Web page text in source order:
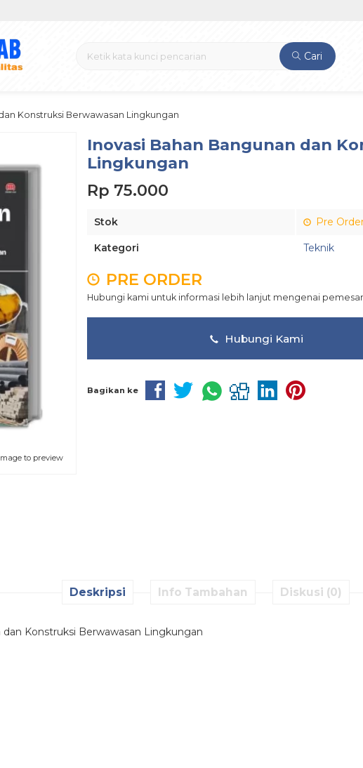
Cari
Konstruksi Berwawasan Lingkungan
to preview
Inovasi Bahan Bangunan dan
Lingkungan
Rp 75.000
Stok Pre
Kategori Teknik
PRE ORDER
Hubungi kami untuk informasi lebih lanjut mengenai
Hubungi Kami
Bagikan ke
Deskripsi Info Tambahan Diskusi (0)
Berwawasan Lingkungan